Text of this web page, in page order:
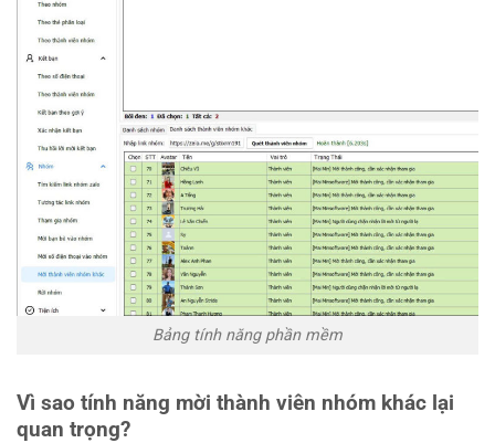
Bảng tính năng phần mềm
Vì sao tính năng mời thành viên nhóm khác lại
quan trọng?